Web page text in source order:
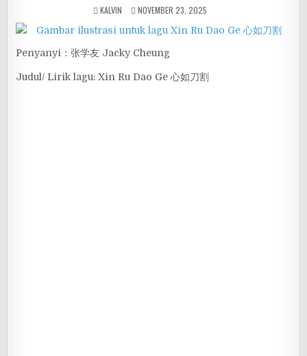
KALVIN NOVEMBER 23, 2025
Penyanyi：张学友 Jacky Cheung
Judul/ Lirik lagu: Xin Ru Dao Ge 心如刀割